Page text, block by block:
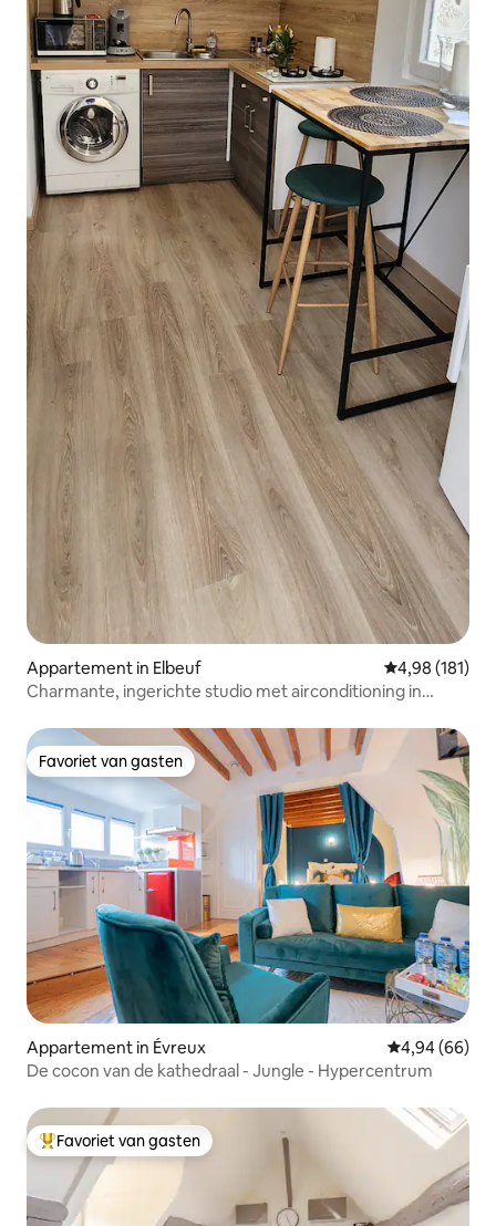
Appartement in Elbeuf Gemiddelde
4,98 (181)
Charmante, ingerichte studio met airconditioning in
Favoriet van gasten
Favoriet van gasten
Appartement in Évreux Gemiddelde
4,94 (66)
De cocon van de kathedraal - Jungle - Hypercentrum
Topfavoriet van gasten
Favoriet van gasten